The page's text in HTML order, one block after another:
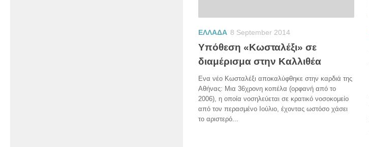
ΕΛΛΑΔΑ 8 September 2014
Υπόθεση «Κωσταλέξι» σε
διαμέρισμα στην Καλλιθέα
Ενα νέο Κωσταλέξι αποκαλύφθηκε στην καρδιά της
Αθήνας: Μια 36χρονη κοπέλα (ορφανή από το
2006), η οποία νοσηλεύεται σε κρατικό νοσοκομείο
από τον περασμένο Ιούλιο, έχοντας ωστόσο χάσει
το αριστερό...